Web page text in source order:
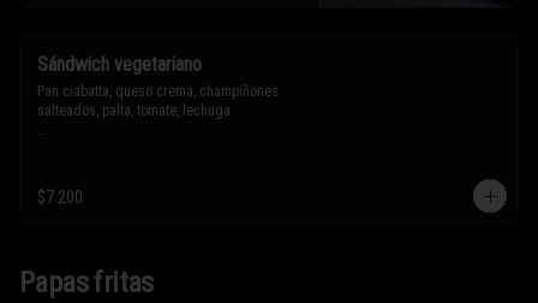
Sándwich vegetariano
Pan ciabatta, queso crema, champiñones
salteados, palta, tomate, lechuga.
ingrediente.
$7.200
Papas fritas